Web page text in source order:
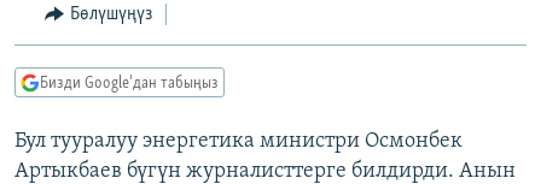
МАДАНИЯТ
ТВ ПРОГРАММАЛАР
ЭКСПЕРТТЕР ТАЛДАЙТ
БИЗ ЖАНА ДҮЙНӨ
ӨЗГӨЧӨ ПИКИР
Русский
Бөлүшүңүз
Бизди Google'дан табыңыз
Бул тууралуу энергетика министри Осмонбек
Артыкбаев бүгүн журналисттерге билдирди. Анын